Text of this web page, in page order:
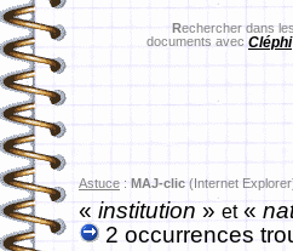
Rechercher dans
documents avec Cléphi
Astuce : MAJ-clic (Internet
«institution» et«
2 occurrences